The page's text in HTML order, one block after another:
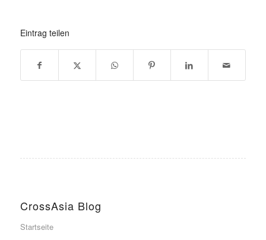
Eintrag teilen
CrossAsia Blog
Startseite